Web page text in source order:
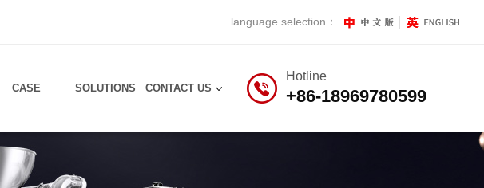
language selection：
Hotline
+86-18969780599
CASE SOLUTIONS CONTACT US